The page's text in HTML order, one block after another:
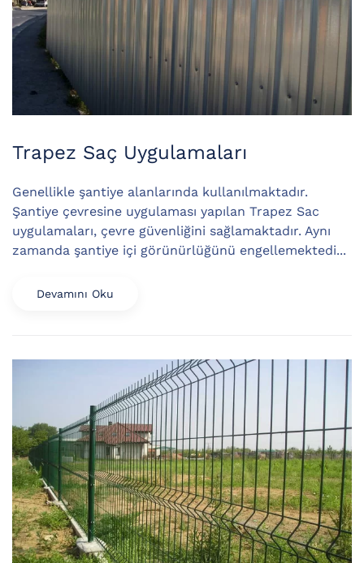
Trapez Saç Uygulamaları
Genellikle şantiye alanlarında kullanılmaktadır.
Şantiye çevresine uygulaması yapılan Trapez Sac
uygulamaları, çevre güvenliğini sağlamaktadır. Aynı
zamanda şantiye içi görünürlüğünü engellemektedi...
Devamını Oku